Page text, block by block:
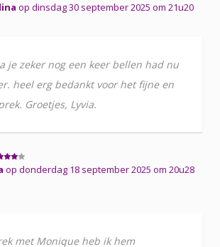
op dinsdag 30 september 2025 om 21u20
je zeker nog een keer bellen had nu
heel erg bedankt voor het fijne en
Groetjes, Lyvia.
op donderdag 18 september 2025 om 20u28
met Monique heb ik hem